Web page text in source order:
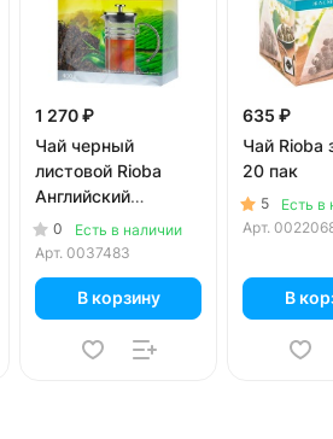
1 270 ₽
Чай черный
листовой Rioba
Английский
Завтрак 400 гр
0
Есть в наличии
Арт. 0037483
В корзину
635 ₽
Чай Rioba
20 пак
5
Есть в
Арт.
В